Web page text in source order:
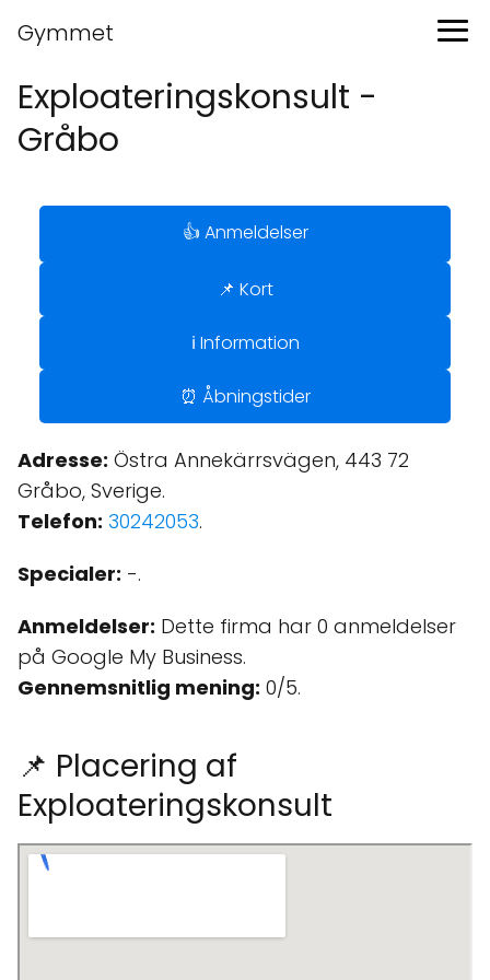
Gymmet
Exploateringskonsult -
Gråbo
👍 Anmeldelser
📌 Kort
ℹ️ Information
⏰ Åbningstider
Adresse: Östra Annekärrsvägen, 443 72
Gråbo, Sverige.
Telefon: 30242053.
Specialer: -.
Anmeldelser: Dette firma har 0 anmeldelser
på Google My Business.
Gennemsnitlig mening: 0/5.
📌 Placering af
Exploateringskonsult